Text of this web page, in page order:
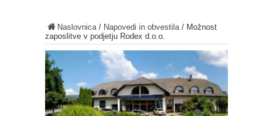
Naslovnica/ Napovedi in obvestila/ Možnost
zaposlitve v podjetju Rodex d.o.o.